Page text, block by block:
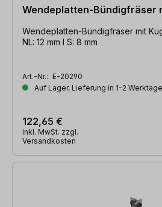
Wendeplatten-Bündigfräser
Wendeplatten-Bündigfräser mit Kugellager |
NL: 12 mm l S: 8 mm
Art.-Nr.: E-20290
Auf Lager, Lieferung in 1-2
122,65 €
inkl. MwSt. zzgl.
Versandkosten